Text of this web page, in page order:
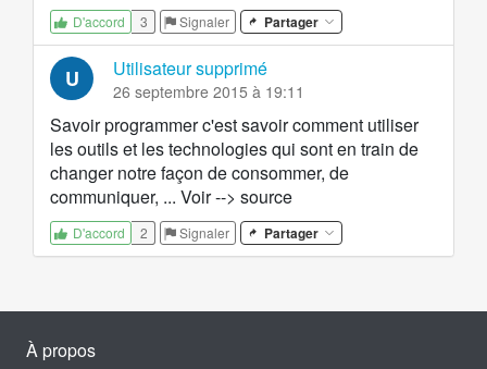
D'accord 3 Signaler Partager
U Utilisateur supprimé
26 septembre 2015 à 19:11
Savoir programmer c'est savoir comment utiliser
les outils et les technologies qui sont en train de
changer notre façon de consommer, de
communiquer, ... Voir --> source
D'accord 2 Signaler Partager
À propos